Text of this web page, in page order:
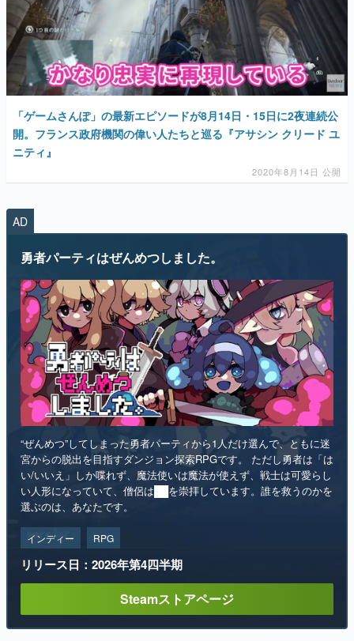
「ゲームさんぽ」の最新エピソードが8月14日・15日に2夜連続公
開。フランス政府機関の偉い人たちと巡る『アサシン クリード ユ
ニティ』
2020年8月14日 公開
AD
勇者パーティはぜんめつしました。
“ぜんめつ”してしまった勇者パーティから1人だけ選んで、ともに迷
宮からの脱出を目指すダンジョン探索RPGです。 ただし勇者は「は
い/いいえ」しか喋れず、魔法使いは魔法が使えず、戦士は可愛らし
い人形になっていて、僧侶は██を崇拝しています。誰を救うのかを
選ぶのは、あなたです。
インディー RPG
リリース日：2026年第4四半期
Steamストアページ